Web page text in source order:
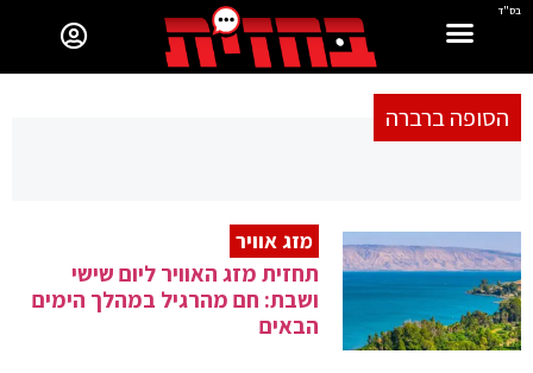
בס"ד
הסופה ברברה
מזג אוויר
תחזית מזג האוויר ליום שישי
ושבת: חם מהרגיל במהלך הימים
הבאים